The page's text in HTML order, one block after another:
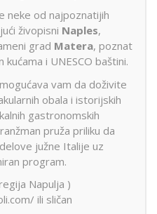
neke od najpoznatijih
živopisni Naples,
grad Matera, poznat
i UNESCO baštini.
vam da doživite
obala i istorijskih
gastronomskih
pruža priliku da
južne Italije uz
program.
Napulja )
ili sličan